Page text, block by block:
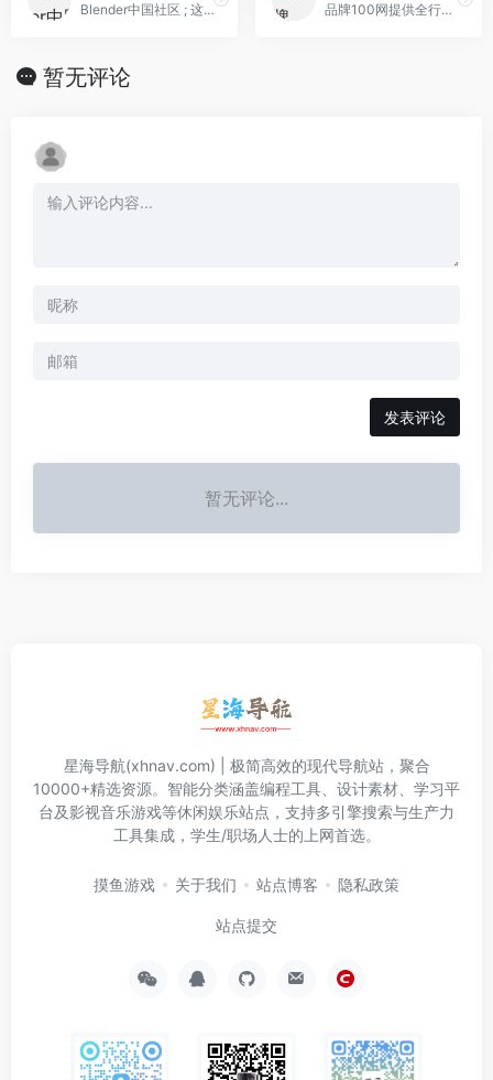
Blender中国社区 ; 这里有Blender的最新资讯 品牌100网提供全行业十大品牌排行榜,全品类商品品牌排行榜,全国主要城市本地生活服务排行榜查询服务，是国内专业的十大品牌排行榜大数据查询网站。
暂无评论
发表评论
暂无评论...
星海导航(xhnav.com) | 极简高效的现代导航站，聚合
10000+精选资源。智能分类涵盖编程工具、设计素材、学习平
台及影视音乐游戏等休闲娱乐站点，支持多引擎搜索与生产力
工具集成，学生/职场人士的上网首选。
摸鱼游戏 关于我们 站点博客 隐私政策
站点提交